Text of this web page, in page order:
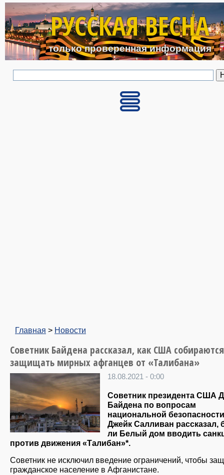
Перейти к основному
РУССКАЯ ВЕСНА
только проверенная информация
Главная > Новости
Советник Байдена рассказал, как США собираются
защищать мирных афганцев от «Талибана»
18.08.2021 - 0:00
Советник президента США
Байдена по вопросам
национальной безопасности
Джейк Салливан рассказал,
ли Белый дом вводить
против движения «Талибан»*.
Советник не исключил введение ограничений, чтобы
гражданское население в Афганистане.